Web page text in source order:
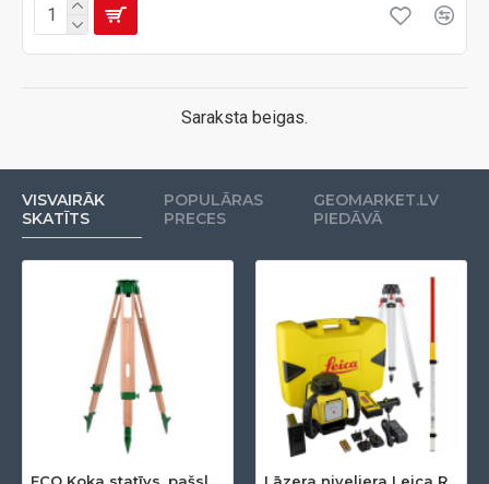
Saraksta beigas.
VISVAIRĀK
SKATĪTS
POPULĀRAS
PRECES
GEOMARKET.LV
PIEDĀVĀ